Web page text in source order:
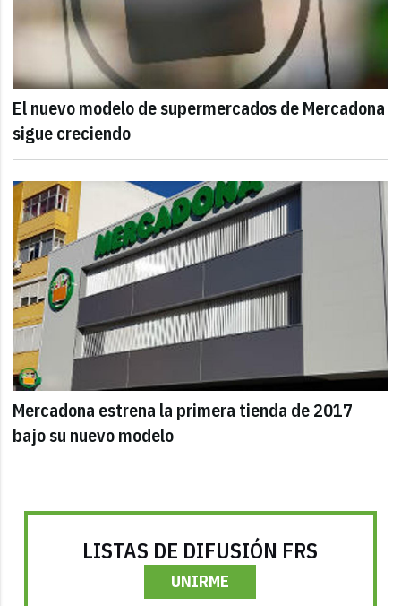
El nuevo modelo de supermercados de Mercadona
sigue creciendo
Mercadona estrena la primera tienda de 2017
bajo su nuevo modelo
LISTAS DE DIFUSIÓN FRS
UNIRME